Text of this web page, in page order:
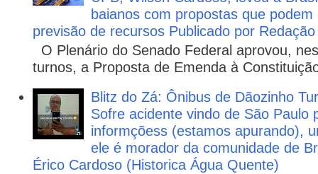
baianos com propostas que
previsão de recursos Publicado por
O Plenário do Senado Federal aprovou,
turnos, a Proposta de Emenda à
Blitz do Zá: Ônibus de Dãozinho
Sofre acidente vindo de São Paulo
informçõess (estamos apurando),
ele é morador da comunidade de
Érico Cardoso (Historica Água Quente)